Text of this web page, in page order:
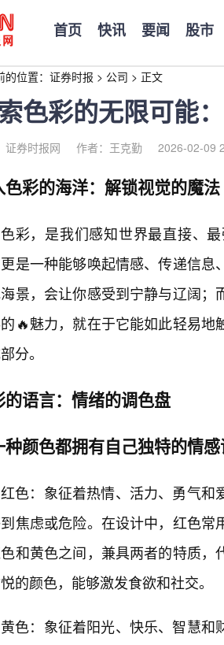
首页 快讯 要闻 股市
位置： 证券时报 > 公司 > 正文
色彩的无限可能
证券时报网 作者：王克勤 2026-02-09
色彩的海洋：解锁视觉的魔法
色彩，是我们感知世界最直接、
是一种能够唤起情感、传递信
景，会让你感受到宁静与辽阔
🔥魅力，就在于它能如此轻易
分。
的语言：情绪的调色盘
种颜色都拥有自己独特的情
红色：象征着热情、活力、勇气和
焦虑或危险。在设计中，红色
和黄色之间，兼具两者的特质
的颜色，能够激发食欲和社交。
黄色：象征着阳光、快乐、智慧